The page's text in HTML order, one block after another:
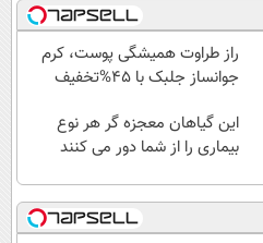
راز طراوت همیشگی پوست، کرم
جوانساز جلبک با 45%تخفیف
این گیاهان معجزه گر هر نوع
بیماری را از شما دور می کنند